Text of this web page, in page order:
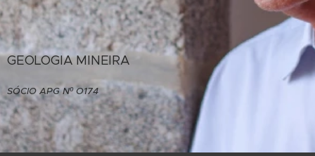
GEOLOGIA MINEIRA
SÓCIO APG Nº O174